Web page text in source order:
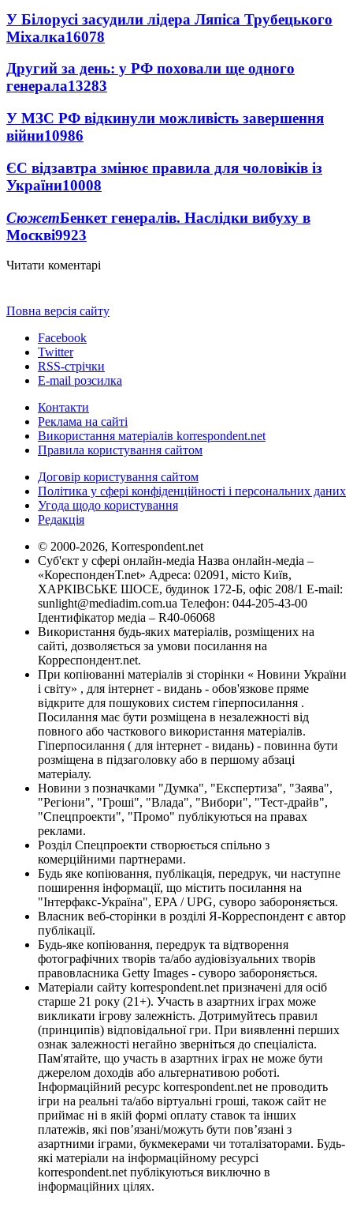
У Білорусі засудили лідера Ляпіса Трубецького
Міхалка16078
Другий за день: у РФ поховали ще одного
генерала13283
У МЗС РФ відкинули можливість завершення
війни10986
ЄС відзавтра змінює правила для чоловіків із
України10008
СюжетБенкет генералів. Наслідки вибуху в
Москві9923
Читати коментарі
Повна версія сайту
Facebook
Twitter
RSS-стрічки
E-mail розсилка
Контакти
Реклама на сайті
Використання матеріалів korrespondent.net
Правила користування сайтом
Договір користування сайтом
Політика у сфері конфіденційності і персональних даних
Угода щодо користування
Редакція
© 2000-2026, Korrespondent.net
Суб'єкт у сфері онлайн-медіа Назва онлайн-медіа –
«КореспонденТ.net» Адреса: 02091, місто Київ,
ХАРКІВСЬКЕ ШОСЕ, будинок 172-Б, офіс 208/1 E-mail:
sunlight@mediadim.com.ua Телефон: 044-205-43-00
Ідентифікатор медіа – R40-06068
Використання будь-яких матеріалів, розміщених на
сайті, дозволяється за умови посилання на
Корреспондент.net.
При копіюванні матеріалів зі сторінки « Новини України
і світу» , для інтернет - видань - обов'язкове пряме
відкрите для пошукових систем гіперпосилання .
Посилання має бути розміщена в незалежності від
повного або часткового використання матеріалів.
Гіперпосилання ( для інтернет - видань) - повинна бути
розміщена в підзаголовку або в першому абзаці
матеріалу.
Новини з позначками "Думка", "Експертиза", "Заява",
"Регіони", "Гроші", "Влада", "Вибори", "Тест-драйв",
"Спецпроекти", "Промо" публікуються на правах
реклами.
Розділ Спецпроекти створюється спільно з
комерційними партнерами.
Будь яке копіювання, публікація, передрук, чи наступне
поширення інформації, що містить посилання на
"Інтерфакс-Україна", EPA / UPG, суворо забороняється.
Власник веб-сторінки в розділі Я-Корреспондент є автор
публікації.
Будь-яке копіювання, передрук та відтворення
фотографічних творів та/або аудіовізуальних творів
правовласника Getty Images - суворо забороняється.
Матеріали сайту korrespondent.net призначені для осіб
старше 21 року (21+). Участь в азартних іграх може
викликати ігрову залежність. Дотримуйтесь правил
(принципів) відповідальної гри. При виявленні перших
ознак залежності негайно зверніться до спеціаліста.
Пам'ятайте, що участь в азартних іграх не може бути
джерелом доходів або альтернативою роботі.
Інформаційний ресурс korrespondent.net не проводить
ігри на реальні та/або віртуальні гроші, також сайт не
приймає ні в якій формі оплату ставок та інших
платежів, які пов’язані/можуть бути пов’язані з
азартними іграми, букмекерами чи тоталізаторами. Будь-
які матеріали на інформаційному ресурсі
korrespondent.net публікуються виключно в
інформаційних цілях.